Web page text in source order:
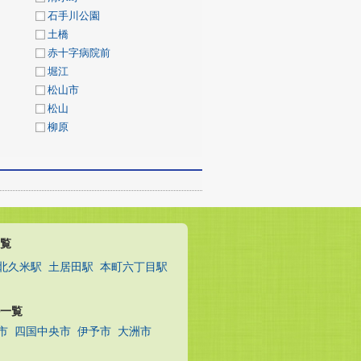
石手川公園
土橋
赤十字病院前
堀江
松山市
松山
柳原
久米駅 土居田駅 本町六丁目駅
覧
四国中央市 伊予市 大洲市